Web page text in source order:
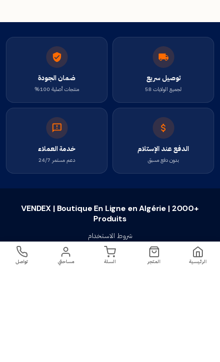
توصيل سريع
لجميع الولايات 58
ضمان الجودة
منتجات أصلية 100%
الدفع عند الإستلام
بدون دفع مسبق
خدمة العملاء
دعم مستمر 24/7
VENDEX | Boutique En Ligne en Algérie | 2000+
Produits
شروط الاستخدام
سياسة الخصوصية
سياسة الإستبدال والإسترجاع
الرئيسية المتجر السلة مساحتي تواصل